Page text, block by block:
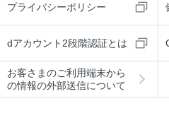
プライバシーポリシー
dアカウント2段階認証とは
お客さまのご利用端末から
の情報の外部送信について